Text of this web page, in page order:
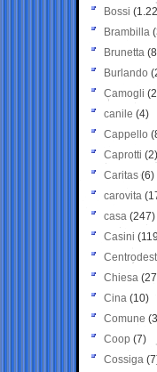
Bossi
Brambilla
Brunetta
Burlando
Camogli
canile (4)
Cappello
Caprotti (2)
Caritas (6)
carovita
casa (247)
Casini
Chiesa
Cina (10)
Comune
Coop (7)
Cossiga